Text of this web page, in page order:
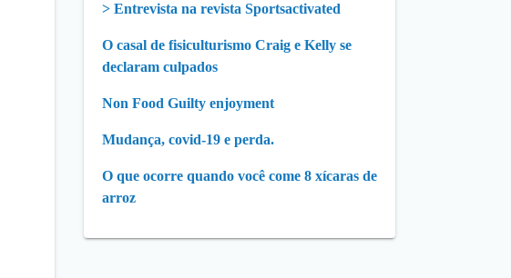
> Entrevista na revista Sportsactivated
O casal de fisiculturismo Craig e Kelly se
declaram culpados
Non Food Guilty enjoyment
Mudança, covid-19 e perda.
O que ocorre quando você come 8 xícaras de
arroz